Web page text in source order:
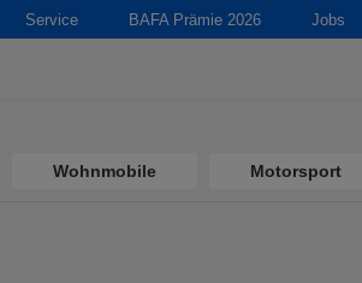
Service BAFA Prämie 2026 Jobs
Wohnmobile Motorsport